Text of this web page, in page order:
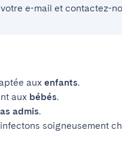
e-mail et contactez-
aux enfants.
aux bébés.
admis.
soigneusement